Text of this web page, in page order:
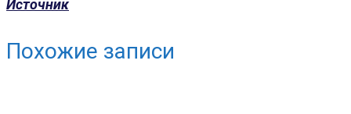
Источник
Похожие записи